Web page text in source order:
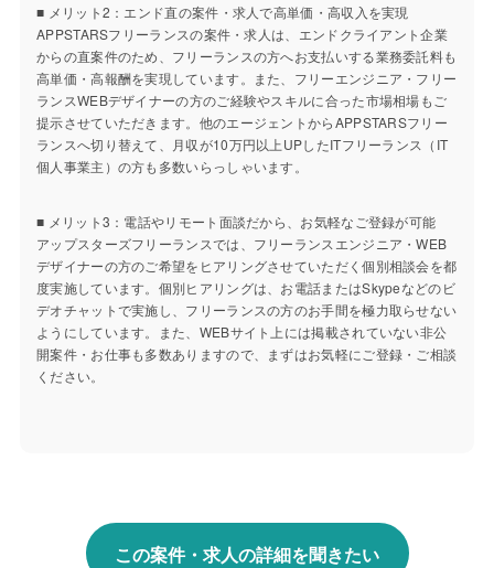
■ メリット2：エンド直の案件・求人で高単価・高収入を実現
APPSTARSフリーランスの案件・求人は、エンドクライアント企業
からの直案件のため、フリーランスの方へお支払いする業務委託料も
高単価・高報酬を実現しています。また、フリーエンジニア・フリー
ランスWEBデザイナーの方のご経験やスキルに合った市場相場もご
提示させていただきます。他のエージェントからAPPSTARSフリー
ランスへ切り替えて、月収が10万円以上UPしたITフリーランス（IT
個人事業主）の方も多数いらっしゃいます。
■ メリット3：電話やリモート面談だから、お気軽なご登録が可能
アップスターズフリーランスでは、フリーランスエンジニア・WEB
デザイナーの方のご希望をヒアリングさせていただく個別相談会を都
度実施しています。個別ヒアリングは、お電話またはSkypeなどのビ
デオチャットで実施し、フリーランスの方のお手間を極力取らせない
ようにしています。また、WEBサイト上には掲載されていない非公
開案件・お仕事も多数ありますので、まずはお気軽にご登録・ご相談
ください。
この案件・求人の詳細を聞きたい